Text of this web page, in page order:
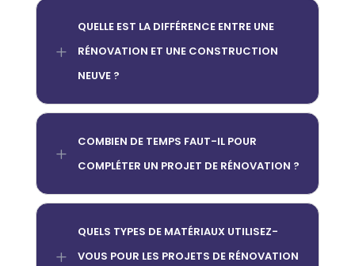
L
QUELLE EST LA DIFFÉRENCE ENTRE UNE
RÉNOVATION ET UNE CONSTRUCTION
NEUVE ?
L
COMBIEN DE TEMPS FAUT-IL POUR
COMPLÉTER UN PROJET DE RÉNOVATION ?
L
QUELS TYPES DE MATÉRIAUX UTILISEZ-
VOUS POUR LES PROJETS DE RÉNOVATION